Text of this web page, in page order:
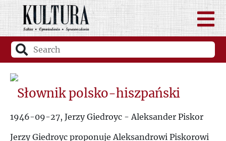
Słownik polsko-hiszpański
1946-09-27, Jerzy Giedroyc - Aleksander Piskor
Jerzy Giedroyc proponuje Aleksandrowi Piskorowi